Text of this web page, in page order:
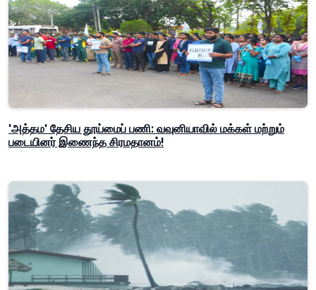
'அத்தம' தேசிய தூய்மைப் பணி: வவுனியாவில் மக்கள் மற்றும்
படையினர் இணைந்த சிரமதானம்!